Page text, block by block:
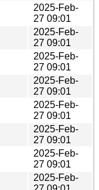
2025-Feb-
27 09:01
2025-Feb-
27 09:01
2025-Feb-
27 09:01
2025-Feb-
27 09:01
2025-Feb-
27 09:01
2025-Feb-
27 09:01
2025-Feb-
27 09:01
2025-Feb-